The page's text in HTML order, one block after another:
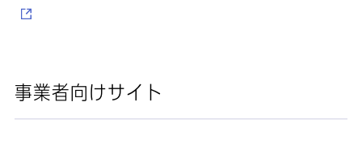
事業者向けサイト